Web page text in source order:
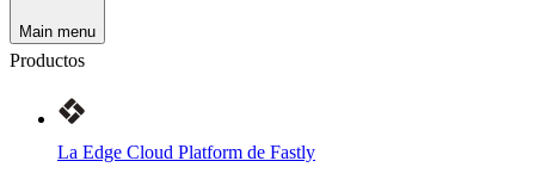
Main menu
Productos
La Edge Cloud Platform de Fastly